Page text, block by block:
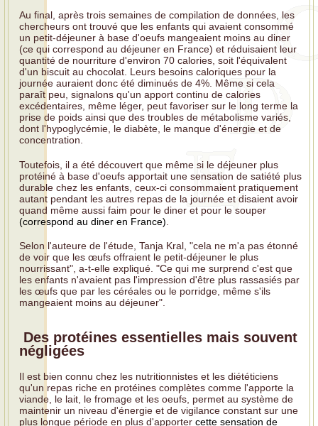
Au final, après trois semaines de compilation de données, les
chercheurs ont trouvé que les enfants qui avaient consommé
un petit-déjeuner à base d'oeufs mangeaient moins au diner
(ce qui correspond au déjeuner en France) et réduisaient leur
quantité de nourriture d'environ 70 calories, soit l'équivalent
d'un biscuit au chocolat. Leurs besoins caloriques pour la
journée auraient donc été diminués de 4%. Même si cela
paraît peu, signalons qu'un apport continu de calories
excédentaires, même léger, peut favoriser sur le long terme la
prise de poids ainsi que des troubles de métabolisme variés,
dont l'hypoglycémie, le diabète, le manque d'énergie et de
concentration.
Toutefois, il a été découvert que même si le déjeuner plus
protéiné à base d'oeufs apportait une sensation de satiété plus
durable chez les enfants, ceux-ci consommaient pratiquement
autant pendant les autres repas de la journée et disaient avoir
quand même aussi faim pour le diner et pour le souper
(correspond au diner en France)
Selon l'auteure de l'étude, Tanja Kral, "cela ne m'a pas étonné
de voir que les œufs offraient le petit-déjeuner le plus
nourrissant", a-t-elle expliqué. "Ce qui me surprend c'est que
les enfants n'avaient pas l'impression d'être plus rassasiés par
les œufs que par les céréales ou le porridge, même s'ils
mangeaient moins au déjeuner".
Des protéines essentielles mais souvent
négligées
Il est bien connu chez les nutritionnistes et les diététiciens
qu'un repas riche en protéines complètes comme l'apporte la
viande, le lait, le fromage et les oeufs, permet au système de
maintenir un niveau d'énergie et de vigilance constant sur une
plus longue période en plus d'apporter cette sensation de